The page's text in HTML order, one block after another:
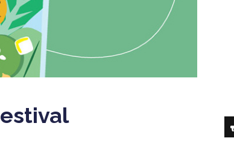
estival